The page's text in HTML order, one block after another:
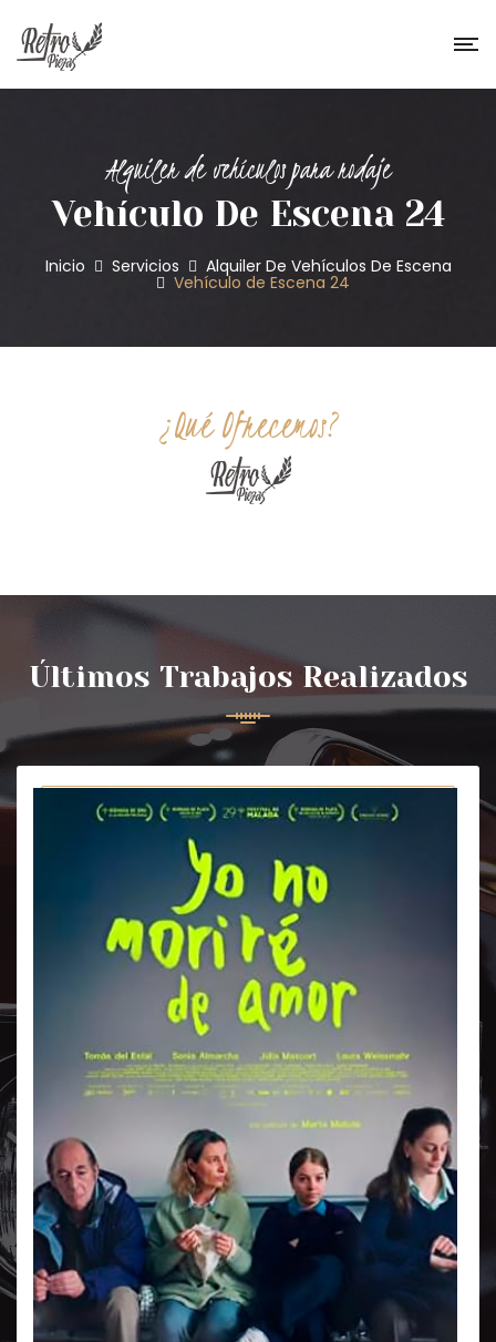
Alquiler de vehículos para rodaje
Vehículo De Escena 24
Inicio Servicios Alquiler De Vehículos De Escena
Vehículo de Escena 24
¿Qué Ofrecemos?
Últimos Trabajos Realizados